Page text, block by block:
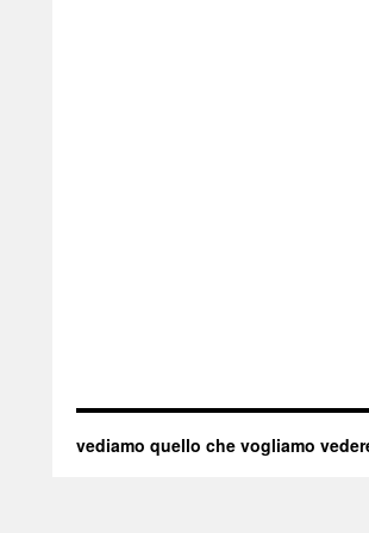
vediamo quello che vogliamo